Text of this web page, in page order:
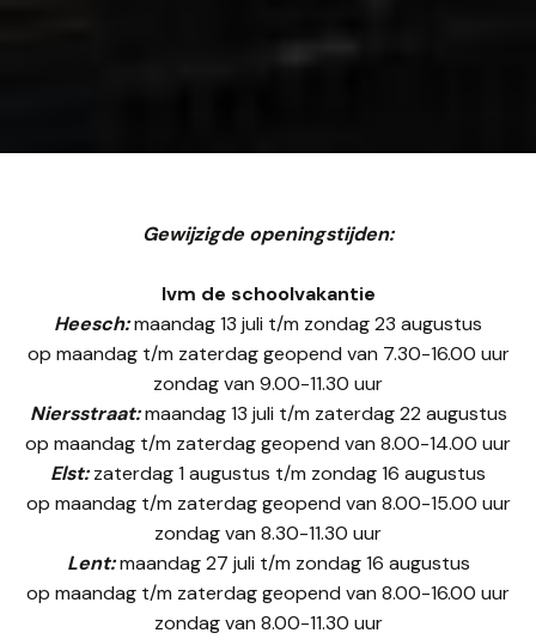
Gewijzigde openingstijden:
Ivm de schoolvakantie
Heesch:maandag 13 juli t/m zondag 23 augustus
op maandag t/m zaterdag geopend van 7.30-16.00 uur
zondag van 9.00-11.30 uur
Niersstraat:maandag 13 juli t/m zaterdag 22 augustus
op maandag t/m zaterdag geopend van 8.00-14.00 uur
Elst:zaterdag 1 augustus t/m zondag 16 augustus
op maandag t/m zaterdag geopend van 8.00-15.00 uur
zondag van 8.30-11.30 uur
Lent:maandag 27 juli t/m zondag 16 augustus
op maandag t/m zaterdag geopend van 8.00-16.00 uur
zondag van 8.00-11.30 uur